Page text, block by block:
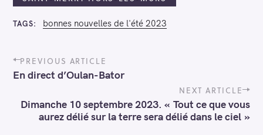
TAGS bonnes nouvelles de l'été 2023
P
o
s
PREVIOUS ARTICLE
En direct d’Oulan-Bator
NEXT ARTICLE
Dimanche 10 septembre 2023. « Tout ce que vous
aurez délié sur la terre sera délié dans le ciel »